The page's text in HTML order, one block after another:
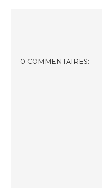
0 COMMENTAIRES: